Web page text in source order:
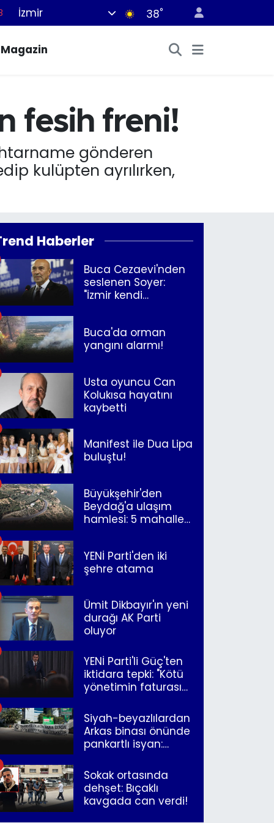
İzmir 38°
Magazin
fesih freni!
gönderen
kulüpten ayrılırken,
Haberler
Buca Cezaevi'nden
seslenen Soyer:
"İzmir kendi
Buca'da orman
yangını alarmı!
Usta oyuncu Can
Kolukısa hayatını
kaybetti
Manifest ile Dua Lipa
buluştu!
Büyükşehir'den
Beydağ'a ulaşım
hamlesi: 5 mahalle
YENİ Parti'den iki
şehre atama
Ümit Dikbayır'ın yeni
durağı AK Parti
oluyor
YENİ Parti'li Güç'ten
iktidara tepki: "Kötü
yönetimin faturasını
Siyah-beyazlılardan
Arkas binası önünde
pankartlı isyan:
İzmir"
Sokak ortasında
dehşet: Bıçaklı
kavgada can verdi!